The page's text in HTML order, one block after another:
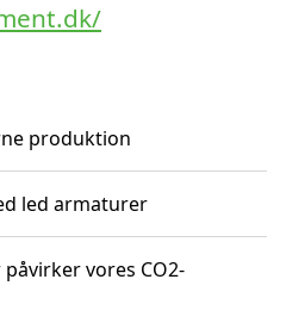
produktion
led armaturer
vores CO2-